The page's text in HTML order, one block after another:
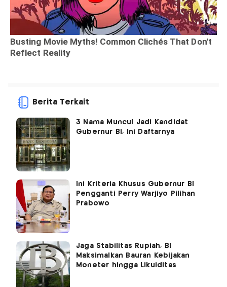
Berita Terkait
3 Nama Muncul Jadi Kandidat
Gubernur BI, Ini Daftarnya
Ini Kriteria Khusus Gubernur BI
Pengganti Perry Warjiyo Pilihan
Prabowo
Jaga Stabilitas Rupiah, BI
Maksimalkan Bauran Kebijakan
Moneter hingga Likuiditas